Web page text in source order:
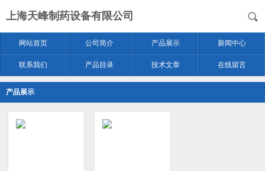
上海天峰制药设备有限公司
网站首页 公司简介 产品展示 新闻中心
联系我们 产品目录 技术文章 在线留言
产品展示